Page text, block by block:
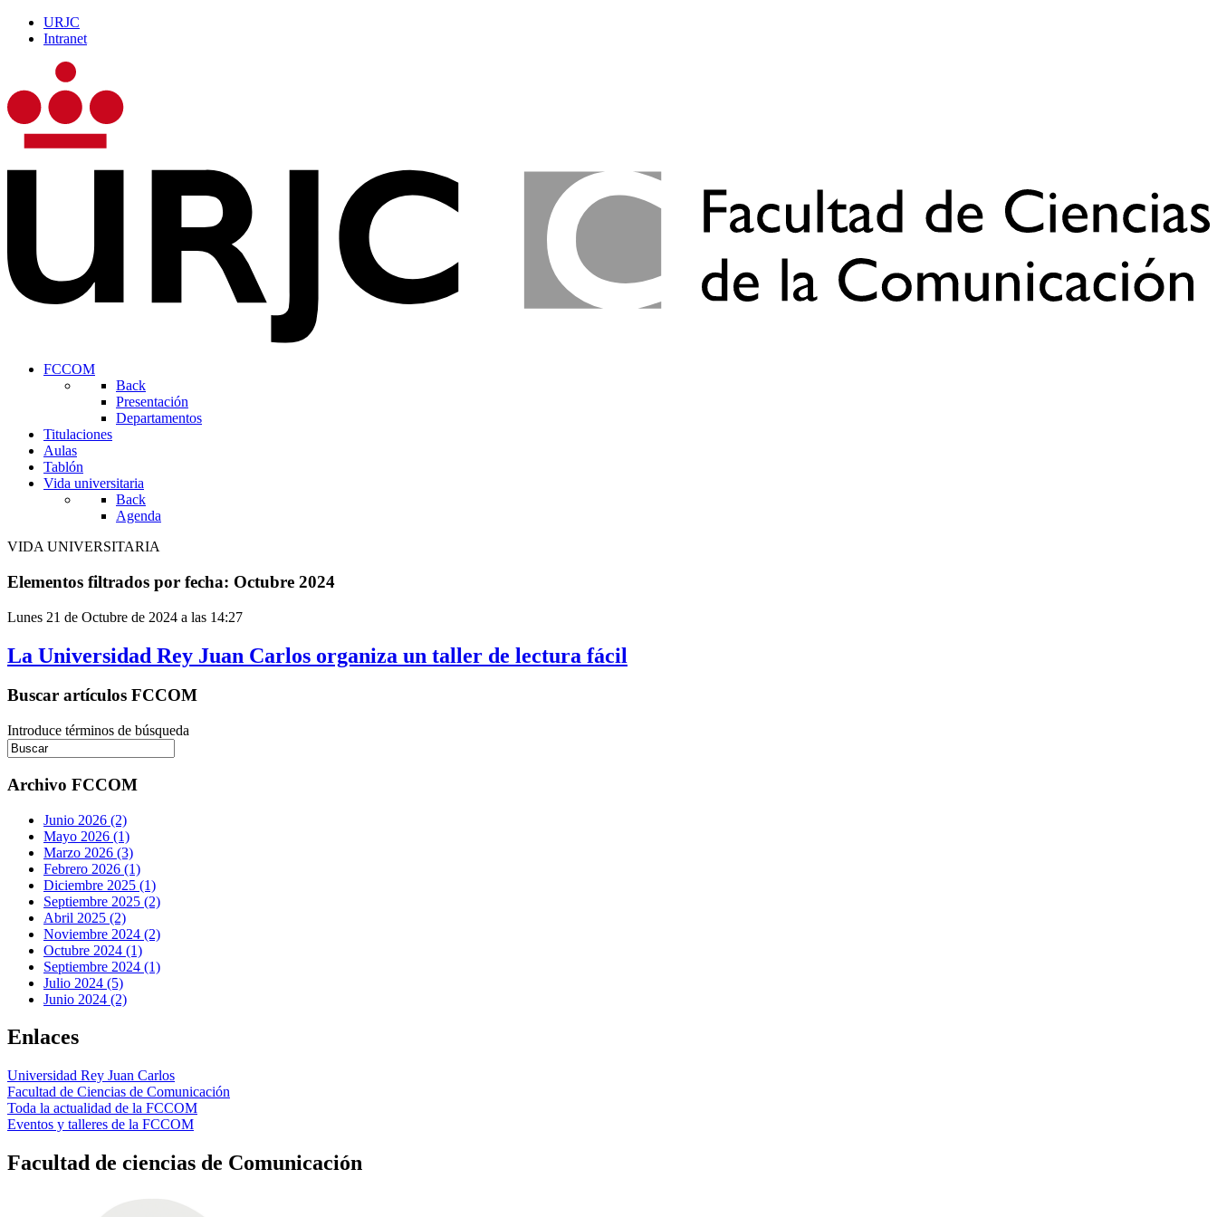
URJC
Intranet
FCCOM
Back
Presentación
Departamentos
Titulaciones
Aulas
Tablón
Vida universitaria
Back
Agenda
VIDA UNIVERSITARIA
Elementos filtrados por fecha: Octubre 2024
Lunes 21 de Octubre de 2024 a las 14:27
La Universidad Rey Juan Carlos organiza un taller de lectura fácil
Buscar artículos FCCOM
Introduce términos de búsqueda
Archivo FCCOM
Junio 2026 (2)
Mayo 2026 (1)
Marzo 2026 (3)
Febrero 2026 (1)
Diciembre 2025 (1)
Septiembre 2025 (2)
Abril 2025 (2)
Noviembre 2024 (2)
Octubre 2024 (1)
Septiembre 2024 (1)
Julio 2024 (5)
Junio 2024 (2)
Enlaces
Universidad Rey Juan Carlos
Facultad de Ciencias de Comunicación
Toda la actualidad de la FCCOM
Eventos y talleres de la FCCOM
Facultad de ciencias de Comunicación